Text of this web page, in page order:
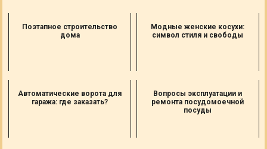
Поэтапное строительство
дома
Модные женские косухи:
символ стиля и свободы
Автоматические ворота для
гаража: где заказать?
Вопросы эксплуатации и
ремонта посудомоечной
посуды